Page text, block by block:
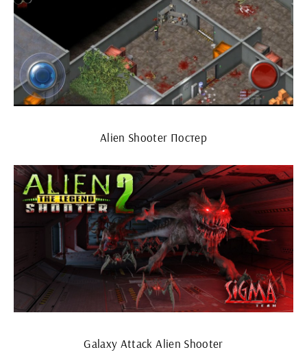
Alien Shooter Постер
Galaxy Attack Alien Shooter